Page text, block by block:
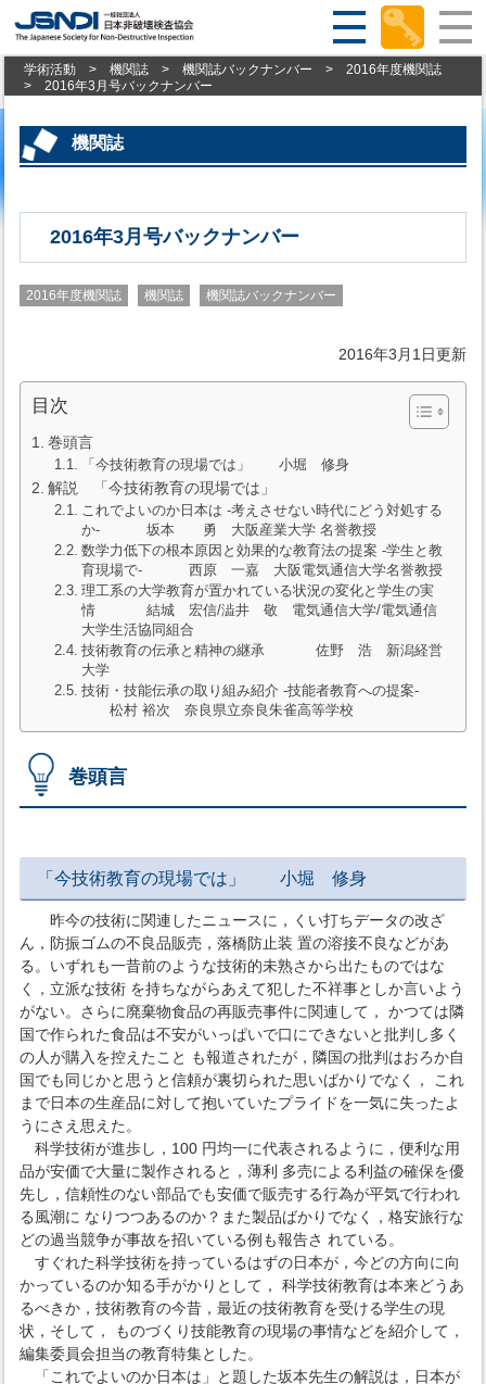
学術活動 > 機関誌 > 機関誌バックナンバー >
2016年度機関誌
>
2016年3月号バックナンバー
機関誌
2016年3月号バックナンバー
2016年度機関誌 機関誌 機関誌バックナンバー
2016年3月1日更新
目次
巻頭言
「今技術教育の現場では」 小堀 修身
解説 「今技術教育の現場では」
これでよいのか日本は -考えさせない時代にどう対処する
か- 坂本 勇 大阪産業大学 名誉教授
数学力低下の根本原因と効果的な教育法の提案 -学生と教
育現場で- 西原 一嘉 大阪電気通信大学名誉教授
理工系の大学教育が置かれている状況の変化と学生の実
情 結城 宏信/澁井 敬 電気通信大学/電気通信
大学生活協同組合
技術教育の伝承と精神の継承 佐野 浩 新潟経営
大学
技術・技能伝承の取り組み紹介 -技能者教育への提案-
松村 裕次 奈良県立奈良朱雀高等学校
巻頭言
「今技術教育の現場では」 小堀 修身
昨今の技術に関連したニュースに，くい打ちデータの改ざ
ん，防振ゴムの不良品販売，落橋防止装 置の溶接不良などがあ
る。いずれも一昔前のような技術的未熟さから出たものではな
く，立派な技術 を持ちながらあえて犯した不祥事としか言いよう
がない。さらに廃棄物食品の再販売事件に関連して， かつては隣
国で作られた食品は不安がいっぱいで口にできないと批判し多く
の人が購入を控えたこと も報道されたが，隣国の批判はおろか自
国でも同じかと思うと信頼が裏切られた思いばかりでなく， これ
まで日本の生産品に対して抱いていたプライドを一気に失ったよ
うにさえ思えた。
科学技術が進歩し，100 円均一に代表されるように，便利な用
品が安価で大量に製作されると，薄利 多売による利益の確保を優
先し，信頼性のない部品でも安価で販売する行為が平気で行われ
る風潮に なりつつあるのか？また製品ばかりでなく，格安旅行な
どの過当競争が事故を招いている例も報告さ れている。
すぐれた科学技術を持っているはずの日本が，今どの方向に向
かっているのか知る手がかりとして， 科学技術教育は本来どうあ
るべきか，技術教育の今昔，最近の技術教育を受ける学生の現
状，そして， ものづくり技能教育の現場の事情などを紹介して，
編集委員会担当の教育特集とした。
「これでよいのか日本は」と題した坂本先生の解説は，日本が